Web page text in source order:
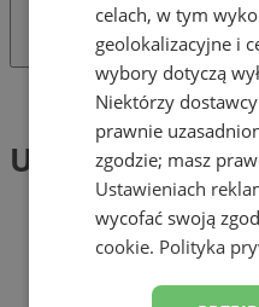
Tag: Upcykling
Upcykling (1)
celach, w tym
geolokalizacyjne i
wybory dotyczą
Niektórzy
prawnie
zgodzie; masz
Ustawieniach
wycofać swoją
cookie. Polityka